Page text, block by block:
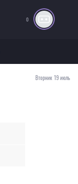
0
Вторник 19 июль